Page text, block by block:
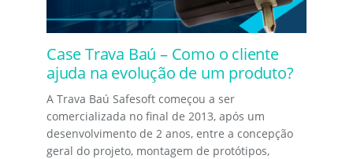
Case Trava Baú – Como o cliente
ajuda na evolução de um produto?
A Trava Baú Safesoft começou a ser
comercializada no final de 2013, após um
desenvolvimento de 2 anos, entre a concepção
geral do projeto, montagem de protótipos,